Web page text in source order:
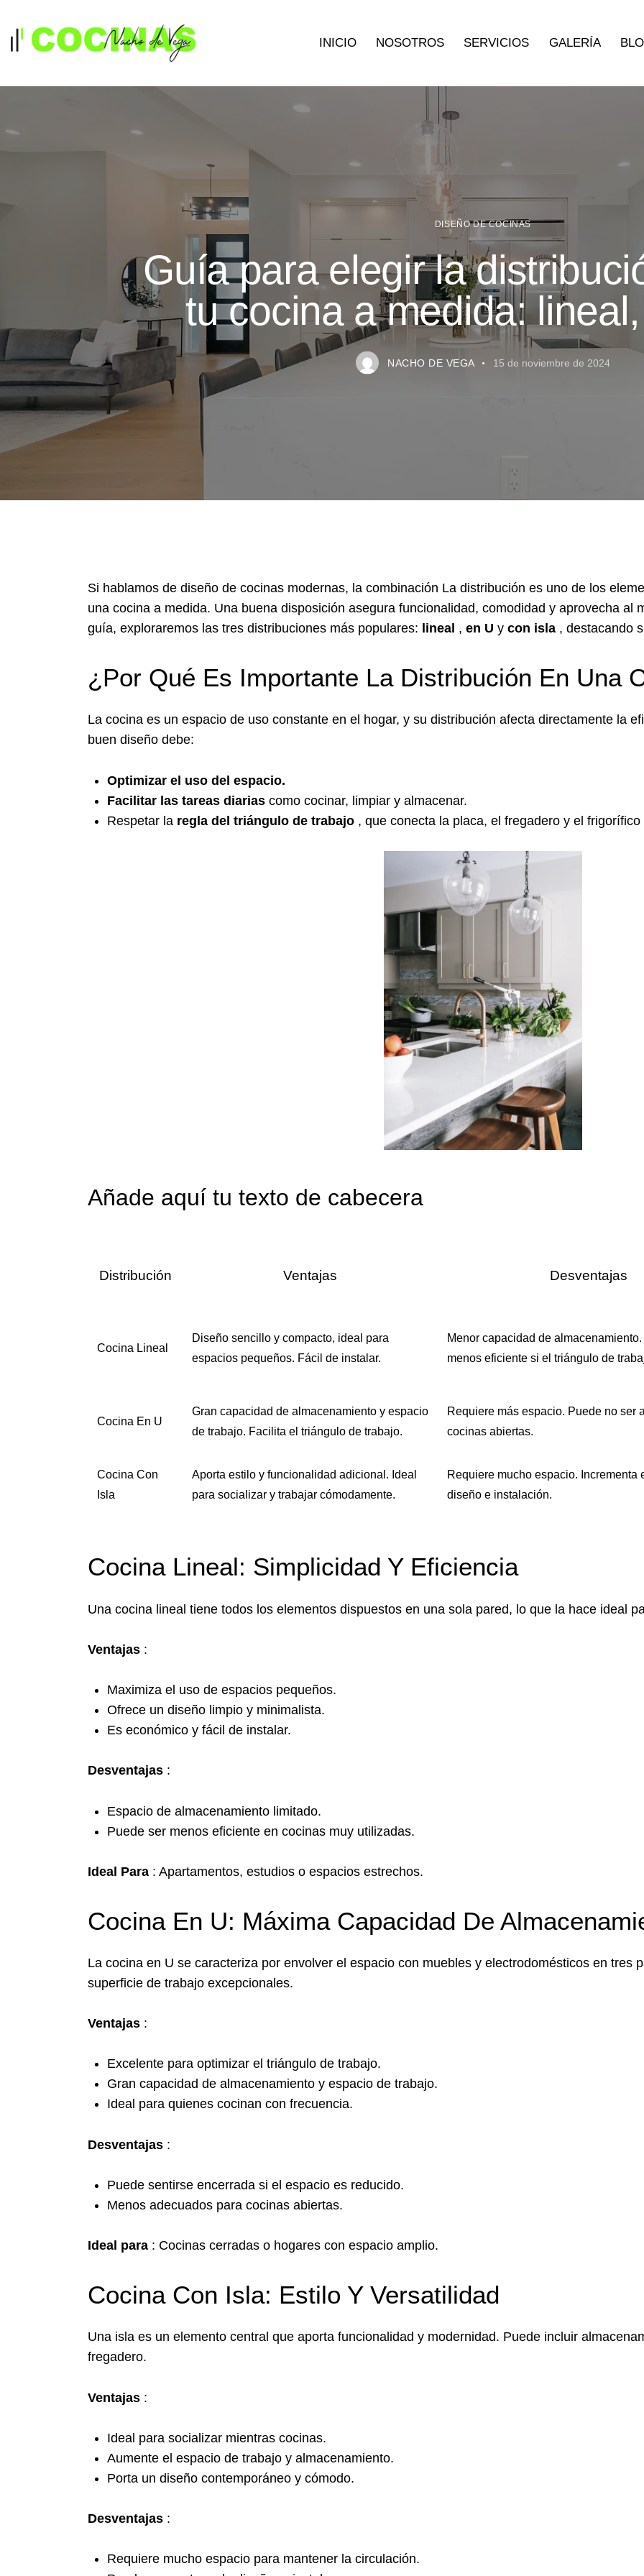
INICIO NOSOTROS SERVICIOS GALERÍA
DISEÑO DE COCINAS
Guía para elegir la
tu cocina a medida:
NACHO DE VEGA 15 de noviembre de 2024
Si hablamos de diseño de cocinas modernas, la combinación La distribución es uno de los
una cocina a medida. Una buena disposición asegura funcionalidad, comodidad y aprovecha al
guía, exploraremos las tres distribuciones más populares: lineal , en U y con isla , destacando
¿Por Qué Es Importante La Distribución En Una
La cocina es un espacio de uso constante en el hogar, y su distribución afecta directamente la
buen diseño debe:
Optimizar el uso del espacio.
Facilitar las tareas diarias como cocinar, limpiar y almacenar.
Respetar la regla del triángulo de trabajo , que conecta la placa, el fregadero y el
Añade aquí tu texto de cabecera
Distribución Ventajas Desventajas
Cocina Lineal
Diseño sencillo y compacto, ideal para
espacios pequeños. Fácil de instalar.
Menor capacidad de
menos eficiente si el triángulo de
Cocina En U
Gran capacidad de almacenamiento y espacio
de trabajo. Facilita el triángulo de trabajo.
Requiere más espacio. Puede no ser
cocinas abiertas.
Cocina Con
Isla
Aporta estilo y funcionalidad adicional. Ideal
para socializar y trabajar cómodamente.
Requiere mucho espacio. Incrementa
diseño e instalación.
Cocina Lineal: Simplicidad Y Eficiencia
Una cocina lineal tiene todos los elementos dispuestos en una sola pared, lo que la hace ideal
Ventajas :
Maximiza el uso de espacios pequeños.
Ofrece un diseño limpio y minimalista.
Es económico y fácil de instalar.
Desventajas :
Espacio de almacenamiento limitado.
Puede ser menos eficiente en cocinas muy utilizadas.
Ideal Para : Apartamentos, estudios o espacios estrechos.
Cocina En U: Máxima Capacidad De
La cocina en U se caracteriza por envolver el espacio con muebles y electrodomésticos en tres
superficie de trabajo excepcionales.
Ventajas :
Excelente para optimizar el triángulo de trabajo.
Gran capacidad de almacenamiento y espacio de trabajo.
Ideal para quienes cocinan con frecuencia.
Desventajas :
Puede sentirse encerrada si el espacio es reducido.
Menos adecuados para cocinas abiertas.
Ideal para : Cocinas cerradas o hogares con espacio amplio.
Cocina Con Isla: Estilo Y Versatilidad
Una isla es un elemento central que aporta funcionalidad y modernidad. Puede incluir
fregadero.
Ventajas :
Ideal para socializar mientras cocinas.
Aumente el espacio de trabajo y almacenamiento.
Porta un diseño contemporáneo y cómodo.
Desventajas :
Requiere mucho espacio para mantener la circulación.